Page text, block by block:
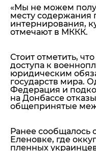
«Мы не можем
месту содержания
интернирования,
отмечают в МККК.
Стоит отметить,
доступа к
юридическим
государств мира.
Федерация и
на Донбассе
общепринятые
Ранее сообщалось
Еленовке, где
пленных